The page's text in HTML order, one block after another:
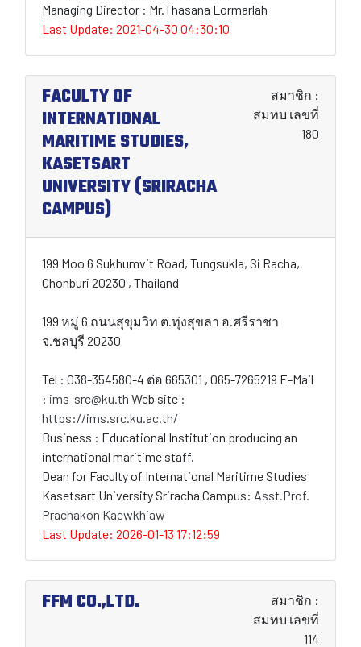
Managing Director : Mr.Thasana Lormarlah
Last Update: 2021-04-30 04:30:10
FACULTY OF
INTERNATIONAL
MARITIME STUDIES,
KASETSART
UNIVERSITY (SRIRACHA
CAMPUS)
สมาชิก :
สมทบ เลขที่
180
199 Moo 6 Sukhumvit Road, Tungsukla, Si Racha,
Chonburi 20230 , Thailand
199 หมู่ 6 ถนนสุขุมวิท ต.ทุ่งสุขลา อ.ศรีราชา
จ.ชลบุรี 20230
Tel : 038-354580-4 ต่อ 665301 , 065-7265219 E-Mail
: ims-src@ku.th Web site :
https://ims.src.ku.ac.th/
Business : Educational Institution producing an
international maritime staff.
Dean for Faculty of International Maritime Studies
Kasetsart University Sriracha Campus: Asst.Prof.
Prachakon Kaewkhiaw
Last Update: 2026-01-13 17:12:59
FFM CO.,LTD.
สมาชิก :
สมทบ เลขที่
114